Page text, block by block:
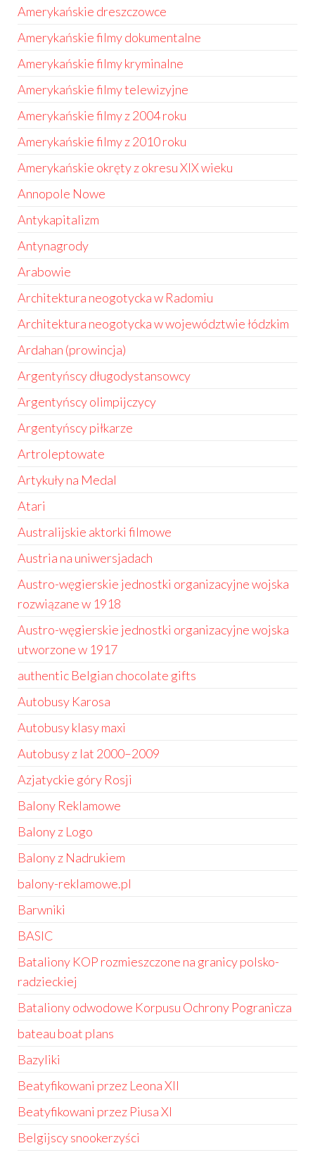
Amerykańskie dreszczowce
Amerykańskie filmy dokumentalne
Amerykańskie filmy kryminalne
Amerykańskie filmy telewizyjne
Amerykańskie filmy z 2004 roku
Amerykańskie filmy z 2010 roku
Amerykańskie okręty z okresu XIX wieku
Annopole Nowe
Antykapitalizm
Antynagrody
Arabowie
Architektura neogotycka w Radomiu
Architektura neogotycka w województwie łódzkim
Ardahan (prowincja)
Argentyńscy długodystansowcy
Argentyńscy olimpijczycy
Argentyńscy piłkarze
Artroleptowate
Artykuły na Medal
Atari
Australijskie aktorki filmowe
Austria na uniwersjadach
Austro-węgierskie jednostki organizacyjne wojska
rozwiązane w 1918
Austro-węgierskie jednostki organizacyjne wojska
utworzone w 1917
authentic Belgian chocolate gifts
Autobusy Karosa
Autobusy klasy maxi
Autobusy z lat 2000–2009
Azjatyckie góry Rosji
Balony Reklamowe
Balony z Logo
Balony z Nadrukiem
balony-reklamowe.pl
Barwniki
BASIC
Bataliony KOP rozmieszczone na granicy polsko-
radzieckiej
Bataliony odwodowe Korpusu Ochrony Pogranicza
bateau boat plans
Bazyliki
Beatyfikowani przez Leona XII
Beatyfikowani przez Piusa XI
Belgijscy snookerzyści